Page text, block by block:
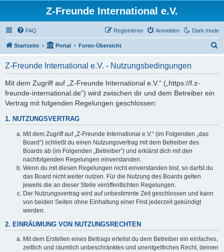
Z-Freunde International e.V.
Dark mode
FAQ Anmelden
Registrieren
Startseite Portal Foren-Übersicht
Z-Freunde International e.V. - Nutzungsbedingungen
Mit dem Zugriff auf „Z-Freunde International e.V.“ („https://f.z-
freunde-international.de“) wird zwischen dir und dem Betreiber ein
Vertrag mit folgenden Regelungen geschlossen:
1. NUTZUNGSVERTRAG
Mit dem Zugriff auf „Z-Freunde International e.V.“ (im Folgenden „das
Board“) schließt du einen Nutzungsvertrag mit dem Betreiber des
Boards ab (im Folgenden „Betreiber“) und erklärst dich mit den
nachfolgenden Regelungen einverstanden.
Wenn du mit diesen Regelungen nicht einverstanden bist, so darfst du
das Board nicht weiter nutzen. Für die Nutzung des Boards gelten
jeweils die an dieser Stelle veröffentlichten Regelungen.
Der Nutzungsvertrag wird auf unbestimmte Zeit geschlossen und kann
von beiden Seiten ohne Einhaltung einer Frist jederzeit gekündigt
werden.
2. EINRÄUMUNG VON NUTZUNGSRECHTEN
Mit dem Erstellen eines Beitrags erteilst du dem Betreiber ein einfaches,
zeitlich und räumlich unbeschränktes und unentgeltliches Recht, deinen